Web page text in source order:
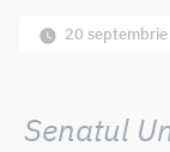
20
Senatul